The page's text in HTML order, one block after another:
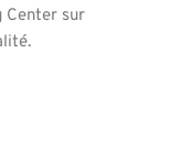
Center sur